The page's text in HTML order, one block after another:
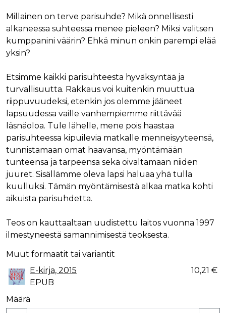
Millainen on terve parisuhde? Mikä onnellisesti
alkaneessa suhteessa menee pieleen? Miksi valitsen
kumppanini väärin? Ehkä minun onkin parempi elää
yksin?
Etsimme kaikki parisuhteesta hyväksyntää ja
turvallisuutta. Rakkaus voi kuitenkin muuttua
riippuvuudeksi, etenkin jos olemme jääneet
lapsuudessa vaille vanhempiemme riittävää
läsnäoloa. Tule lähelle, mene pois haastaa
parisuhteessa kipuilevia matkalle menneisyyteensä,
tunnistamaan omat haavansa, myöntämään
tunteensa ja tarpeensa sekä oivaltamaan niiden
juuret. Sisällämme oleva lapsi haluaa yhä tulla
kuulluksi. Tämän myöntämisestä alkaa matka kohti
aikuista parisuhdetta.
Teos on kauttaaltaan uudistettu laitos vuonna 1997
ilmestyneestä samannimisestä teoksesta.
Muut formaatit tai variantit
E-kirja, 2015
EPUB
10,21 €
Määrä